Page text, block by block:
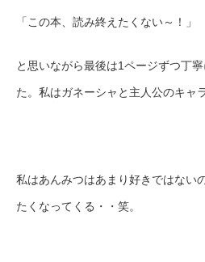
「この本、読み終えたくない～！」
と思いながら最後は1ページずつ丁
た。私はガネーシャと主人公のキャ
私はあんみつはあまり好きではない
たくなってくる・・笑。